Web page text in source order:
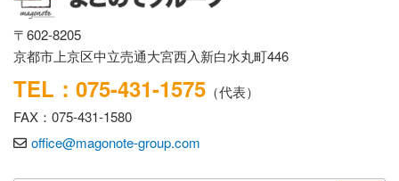
〒602-8205
京都市上京区中立売通大宮西入新白水丸町446
TEL：075-431-1575 （代表）
FAX：075-431-1580
office@magonote-group.com